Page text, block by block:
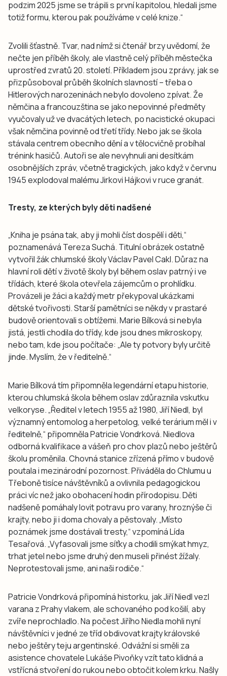
podzim 2025 jsme se trápili s první kapitolou, hledali jsme
totiž formu, kterou pak používáme v celé knize.“
Zvolili šťastně. Tvar, nad nímž si čtenář brzy uvědomí, že
nečte jen příběh školy, ale vlastně celý příběh městečka
uprostřed zvratů 20. století. Příkladem jsou zprávy, jak se
přizpůsoboval průběh školních slavností – třeba o
Hitlerových narozeninách nebylo dovoleno zpívat. Že
němčina a francouzština se jako nepovinné předměty
vyučovaly už ve dvacátých letech, po nacistické okupaci
však němčina povinně od třetí třídy. Nebo jak se škola
stávala centrem obecního dění a v tělocvičně probíhal
trénink hasičů. Autoři se ale nevyhnuli ani desítkám
osobnějších zpráv, včetně tragických, jako když v červnu
1945 explodoval malému Jirkovi Hájkovi v ruce granát.
Tresty, ze kterých byly děti nadšené
„Kniha je psána tak, aby ji mohli číst dospělí i děti,“
poznamenává Tereza Suchá. Titulní obrázek ostatně
vytvořil žák chlumské školy Václav Pavel Cakl. Důraz na
hlavní roli dětí v životě školy byl během oslav patrný i ve
třídách, které škola otevřela zájemcům o prohlídku.
Provázeli je žáci a každý metr překypoval ukázkami
dětské tvořivosti. Starší pamětníci se někdy v prastaré
budově orientovali s obtížemi. Marie Bílková si nebyla
jistá, jestli chodila do třídy, kde jsou dnes mikroskopy,
nebo tam, kde jsou počítače: „Ale ty potvory byly určitě
jinde. Myslím, že v ředitelně.“
Marie Bílková tím připomněla legendární etapu historie,
kterou chlumská škola během oslav zdůraznila vskutku
velkoryse. „Ředitel v letech 1955 až 1980, Jiří Niedl, byl
významný entomolog a herpetolog, velké terárium měl i v
ředitelně,“ připomněla Patricie Vondrková. Niedlova
odborná kvalifikace a vášeň pro chov plazů nebo ještěrů
školu proměnila. Chovná stanice zřízená přímo v budově
poutala i mezinárodní pozornost. Přiváděla do Chlumu u
Třeboně tisíce návštěvníků a ovlivnila pedagogickou
práci víc než jako obohacení hodin přírodopisu. Děti
nadšeně pomáhaly lovit potravu pro varany, hroznýše či
krajty, nebo ji i doma chovaly a pěstovaly. „Místo
poznámek jsme dostávali tresty,“ vzpomíná Lída
Tesařová. „Vyfasovali jsme síťky a chodili smýkat hmyz,
trhat jetel nebo jsme druhý den museli přinést žížaly.
Neprotestovali jsme, ani naši rodiče.“
Patricie Vondrková připomíná historku, jak Jiří Niedl vezl
varana z Prahy vlakem, ale schovaného pod košilí, aby
zvíře neprochladlo. Na počest Jiřího Niedla mohli nyní
návštěvníci v jedné ze tříd obdivovat krajty královské
nebo ještěry teju argentinské. Odvážní si směli za
asistence chovatele Lukáše Pivoňky vzít tato klidná a
vstřícná stvoření do rukou nebo obtočit kolem krku. Našly